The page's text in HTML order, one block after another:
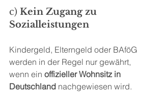
c) Kein Zugang zu
Sozialleistungen
Kindergeld, Elterngeld oder BAföG
werden in der Regel nur gewährt,
wenn ein offizieller Wohnsitz in
Deutschland nachgewiesen wird.